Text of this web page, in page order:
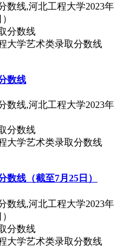
数线,河北工程大学2023年
大学艺术类录取分数线
数线
数线,河北工程大学2023年
大学艺术类录取分数线
数线（截至7月25日）
数线,河北工程大学2023年
大学艺术类录取分数线